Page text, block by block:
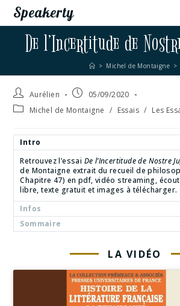
Speakerty
De l’Incertitude de
> Michel de Montaigne >
Aurélien
05/09/2020
Michel de Montaigne / Essais / Les
Intro
Retrouvez l’essai De l’Incertitude de Nostre
de Montaigne extrait du recueil de
Chapitre 47) en pdf, vidéo streaming,
libre, texte gratuit et images à télécharger.
Infos
Sommaire
LA VIDÉO